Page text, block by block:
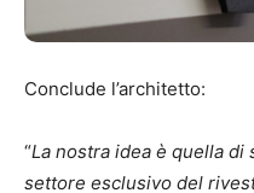
Conclude l’architetto:
“La nostra idea è quella di
settore esclusivo del